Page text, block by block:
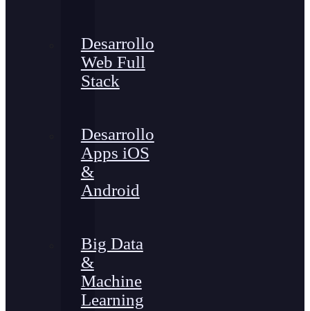
Desarrollo
Web Full
Stack
Desarrollo
Apps iOS
&
Android
Big Data
&
Machine
Learning